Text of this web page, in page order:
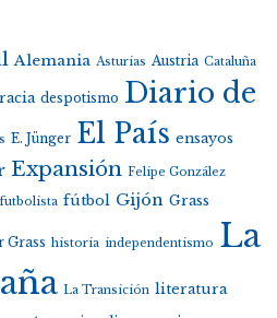
Alemania Asturias Austria Cataluña
despotismo Diario de
E. Jünger El País ensayos
Expansión Felipe González
futbolista fútbol Gijón Grass
Grass historia independentismo La
La Transición literatura